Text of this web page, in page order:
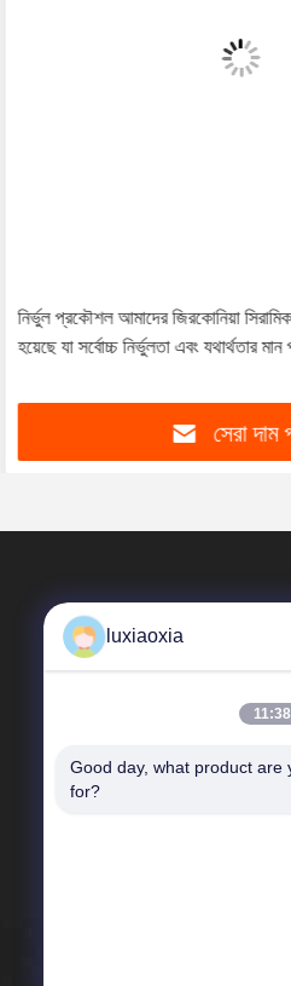
নির্ভুল প্রকৌশল আমাদের জিরকোনিয়া
হয়েছে যা সর্বোচ্চ নির্ভুলতা এবং যথার্থতার
সেরা দাম
দ্রুত
luxiaoxia
Good day, what product are
for?